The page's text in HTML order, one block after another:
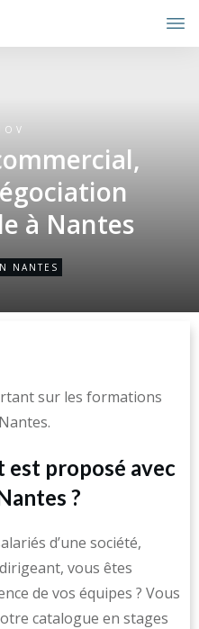
à Nantes
NANTES
sur les formations
est proposé avec
?
d’une société,
vous êtes
de vos équipes ? Vous
catalogue en stages